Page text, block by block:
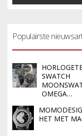
Populairste
SWATCH
OMEGA…
HET MET